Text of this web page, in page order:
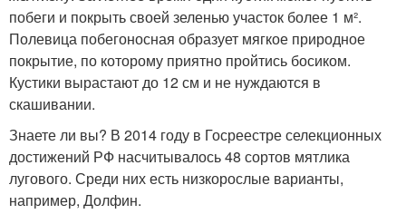
побеги и покрыть своей зеленью участок более 1 м².
Полевица побегоносная образует мягкое природное
покрытие, по которому приятно пройтись босиком.
Кустики вырастают до 12 см и не нуждаются в
скашивании.
Знаете ли вы? В 2014 году в Госреестре селекционных
достижений РФ насчитывалось 48 сортов мятлика
лугового. Среди них есть низкорослые варианты,
например, Долфин.